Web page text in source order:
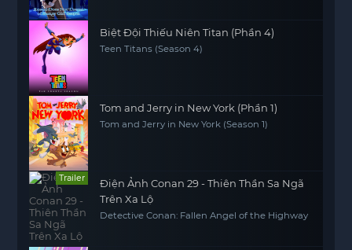
Biệt Đội Thiếu Niên Titan (Phần 4)
Teen Titans (Season 4)
Tom and Jerry in New York (Phần 1)
Tom and Jerry in New York (Season 1)
Trailer
Điện Ảnh Conan 29 - Thiên Thần Sa Ngã
Trên Xa Lộ
Detective Conan: Fallen Angel of the Highway